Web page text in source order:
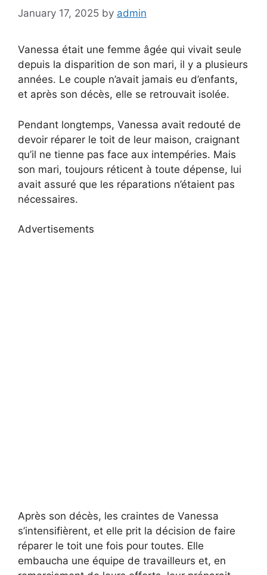
January 17, 2025 by admin
Vanessa était une femme âgée qui vivait seule
depuis la disparition de son mari, il y a plusieurs
années. Le couple n’avait jamais eu d’enfants,
et après son décès, elle se retrouvait isolée.
Pendant longtemps, Vanessa avait redouté de
devoir réparer le toit de leur maison, craignant
qu’il ne tienne pas face aux intempéries. Mais
son mari, toujours réticent à toute dépense, lui
avait assuré que les réparations n’étaient pas
nécessaires.
Advertisements
Après son décès, les craintes de Vanessa
s’intensifièrent, et elle prit la décision de faire
réparer le toit une fois pour toutes. Elle
embaucha une équipe de travailleurs et, en